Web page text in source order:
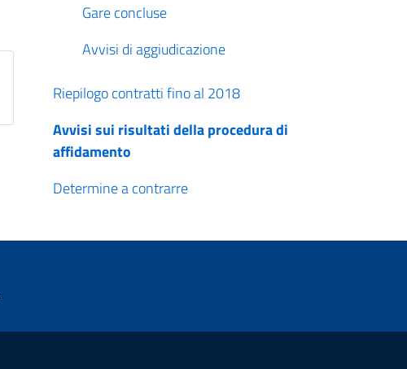
Gare concluse
Avvisi di aggiudicazione
Riepilogo contratti fino al 2018
Avvisi sui risultati della procedura di
affidamento
Determine a contrarre